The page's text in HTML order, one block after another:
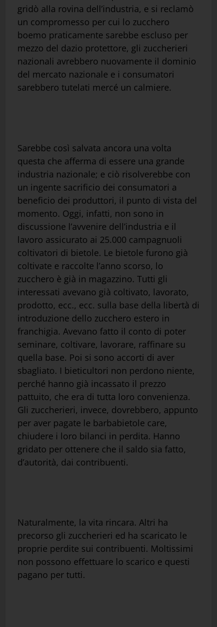
gridò alla rovina dell’industria, e si reclamò
un compromesso per cui lo zucchero
boemo praticamente sarebbe escluso per
mezzo del dazio protettore, gli zuccherieri
nazionali avrebbero nuovamente il dominio
del mercato nazionale e i consumatori
sarebbero tutelati mercé un calmiere.
Sarebbe così salvata ancora una volta
questa che afferma di essere una grande
industria nazionale; e ciò risolverebbe con
un ingente sacrificio dei consumatori a
beneficio dei produttori, il punto di vista del
momento. Oggi, infatti, non sono in
discussione l’avvenire dell’industria e il
lavoro assicurato ai 25.000 campagnuoli
coltivatori di bietole. Le bietole furono già
coltivate e raccolte l’anno scorso, lo
zucchero è già in magazzino. Tutti gli
interessati avevano già coltivato, lavorato,
prodotto, ecc., ecc. sulla base della libertà di
introduzione dello zucchero estero in
franchigia. Avevano fatto il conto di poter
seminare, coltivare, lavorare, raffinare su
quella base. Poi si sono accorti di aver
sbagliato. I bieticultori non perdono niente,
perché hanno già incassato il prezzo
pattuito, che era di tutta loro convenienza.
Gli zuccherieri, invece, dovrebbero, appunto
per aver pagate le barbabietole care,
chiudere i loro bilanci in perdita. Hanno
gridato per ottenere che il saldo sia fatto,
d’autorità, dai contribuenti.
Naturalmente, la vita rincara. Altri ha
precorso gli zuccherieri ed ha scaricato le
proprie perdite sui contribuenti. Moltissimi
non possono effettuare lo scarico e questi
pagano per tutti.